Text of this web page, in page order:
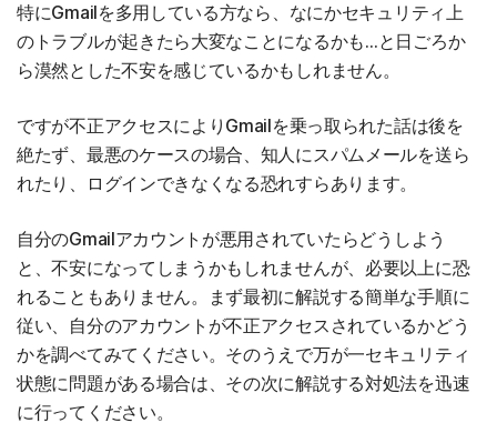
特にGmailを多用している方なら、なにかセキュリティ上
のトラブルが起きたら大変なことになるかも…と日ごろか
ら漠然とした不安を感じているかもしれません。
ですが不正アクセスによりGmailを乗っ取られた話は後を
絶たず、最悪のケースの場合、知人にスパムメールを送ら
れたり、ログインできなくなる恐れすらあります。
自分のGmailアカウントが悪用されていたらどうしよう
と、不安になってしまうかもしれませんが、必要以上に恐
れることもありません。まず最初に解説する簡単な手順に
従い、自分のアカウントが不正アクセスされているかどう
かを調べてみてください。そのうえで万が一セキュリティ
状態に問題がある場合は、その次に解説する対処法を迅速
に行ってください。